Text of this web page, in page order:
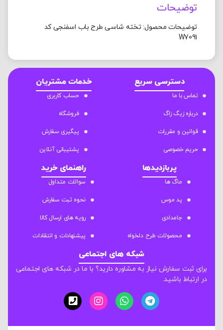
توضیحات
توضیحات محصول: تخته شاسی طرح باب اسفنجی کد
W7091
دسترسی سریع
تماس با ما
درباره زیگ زاگ
قوانین و مقررات
حریم خصوصی
خدمات مشتریان
حساب کاربری
فروشگاه
پیگیری سفارش
پشتیبانی آنلاین
پربازدیدها
ماگ ها
پد موس
جامدادی
محصولات طرح دلخواه
راهنمای خرید
سوالات متداول
نحوه ثبت سفارش
رویه های ارسال کالا
پیشنهادات و انتقادات
شبکه های اجتماعی
برای ثبت سفارش نیاز به مشاوره دارید؟ با ما در شبکه های اجتماعی
در ارتباط باشید.